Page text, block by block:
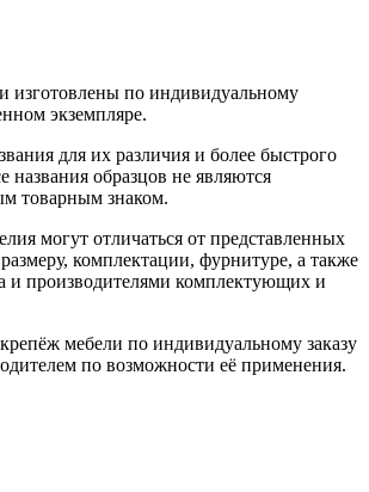
изготовлены по индивидуальному
экземпляре.
для их различия и более быстрого
названия образцов не являются
товарным знаком.
могут отличаться от представленных
комплектации, фурнитуре, а также
и производителями комплектующих и
мебели по индивидуальному заказу
по возможности её применения.